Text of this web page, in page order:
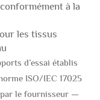
à la
les tissus
d’essai établis
ISO/IEC 17025
le fournisseur —